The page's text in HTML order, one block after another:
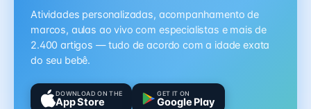
Atividades personalizadas, acompanhamento de
marcos, aulas ao vivo com especialistas e mais de
2.400 artigos — tudo de acordo com a idade exata
do seu bebê.
DOWNLOAD ON THE
App Store
GET IT ON
Google Play